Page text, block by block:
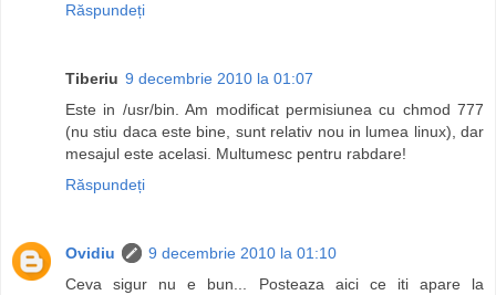
Răspundeți
Tiberiu 9 decembrie 2010 la 01:07
Este in /usr/bin. Am modificat permisiunea cu chmod 777
(nu stiu daca este bine, sunt relativ nou in lumea linux), dar
mesajul este acelasi. Multumesc pentru rabdare!
Răspundeți
Ovidiu
9 decembrie 2010 la 01:10
Ceva sigur nu e bun... Posteaza aici ce iti apare la